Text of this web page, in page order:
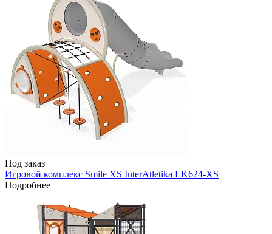
Под заказ
Игровой комплекс Smile XS InterAtletika LK624-XS
Подробнее